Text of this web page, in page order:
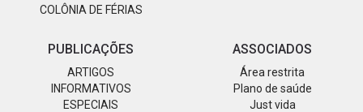
COLÔNIA DE FÉRIAS
PUBLICAÇÕES
ARTIGOS
INFORMATIVOS
ESPECIAIS
ASSOCIADOS
Área restrita
Plano de saúde
Just vida